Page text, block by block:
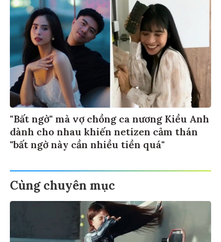
"Bất ngờ" mà vợ chồng ca nương Kiều Anh
dành cho nhau khiến netizen cảm thán
"bất ngờ này cần nhiều tiền quá"
Cùng chuyên mục